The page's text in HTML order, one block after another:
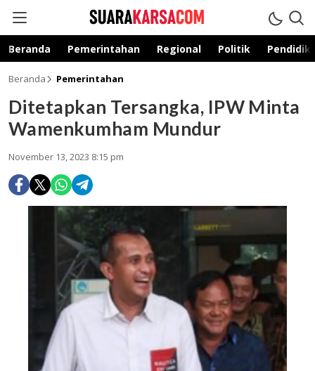
suarakarsa.com
Informasi terpercaya
Beranda Pemerintahan Regional Politik
Beranda Pemerintahan
Ditetapkan Tersangka, IPW Minta
Wamenkumham Mundur
November 13, 2023 8:15 pm